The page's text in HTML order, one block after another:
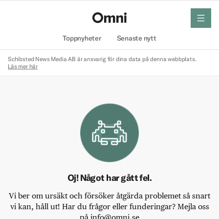
Toppnyheter Senaste nytt
meny
Schibsted News Media AB är ansvarig för dina data på denna webbplats.
Läs mer här
Oj! Något har gått fel.
Vi ber om ursäkt och försöker åtgärda problemet så snart
vi kan, håll ut! Har du frågor eller funderingar? Mejla oss